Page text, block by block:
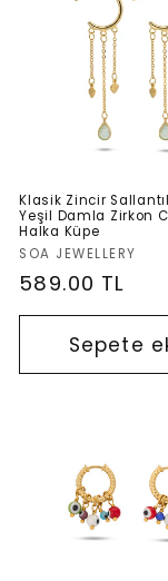
Klasik Zincir
Yeşil Damla Zirkon
Halka Küpe
Satıcı:
SOA JEWELLERY
Normal
fiyat
589.00 TL
Sepete